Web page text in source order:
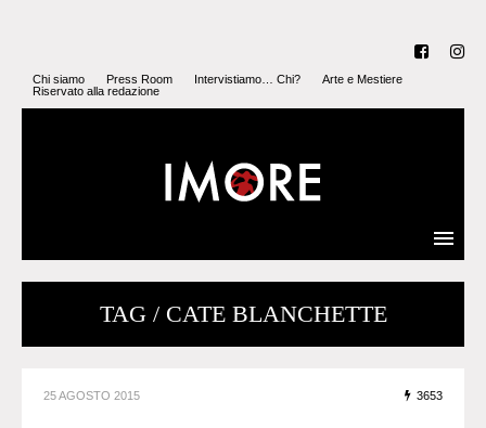
Chi siamo Press Room Intervistiamo… Chi?
Arte e Mestiere
Riservato alla redazione
TAG / CATE BLANCHETTE
25 AGOSTO 2015 3653